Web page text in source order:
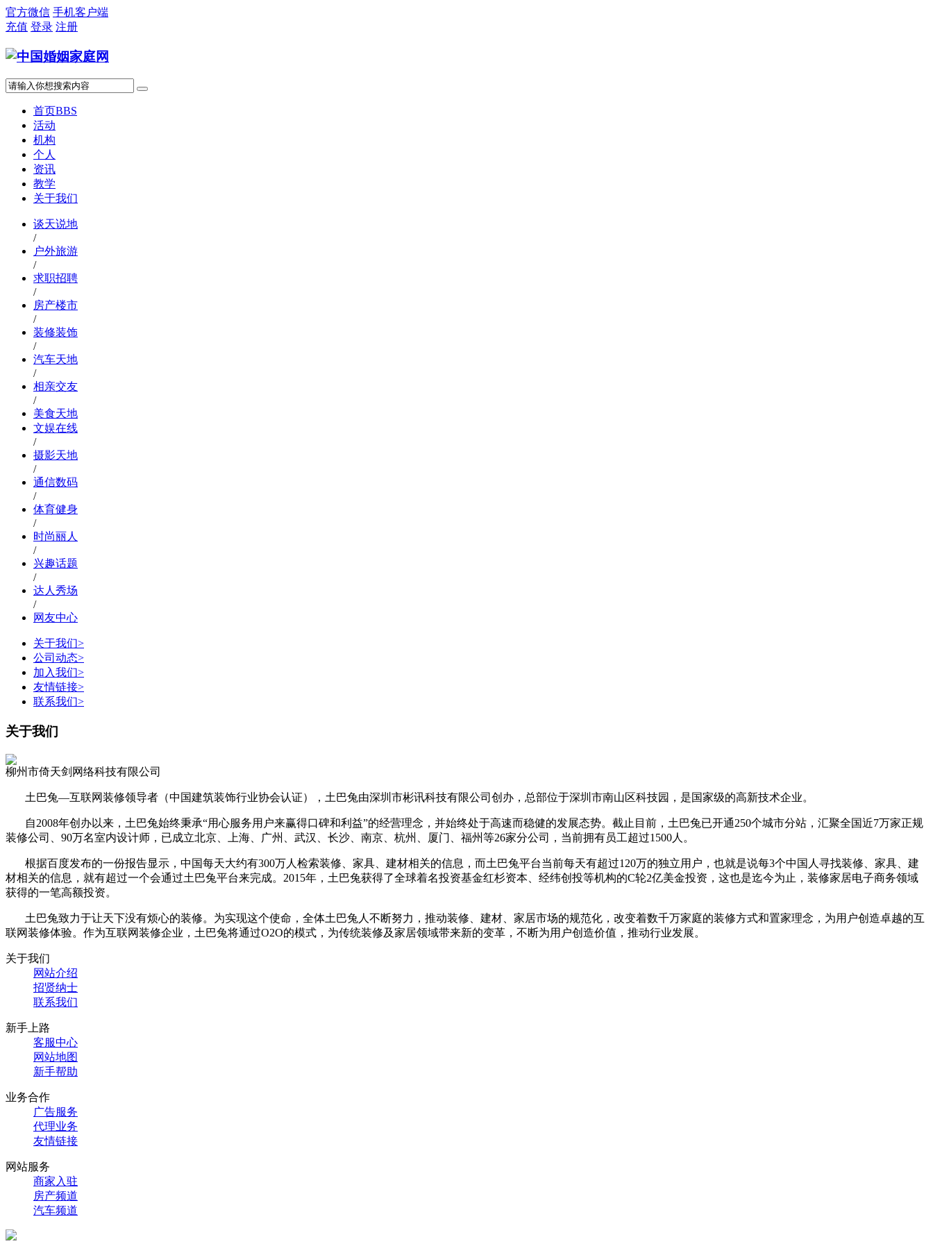
官方微信 手机客户端
充值 登录 注册
首页BBS
活动
机构
个人
资讯
教学
关于我们
谈天说地
/
户外旅游
/
求职招聘
/
房产楼市
/
装修装饰
/
汽车天地
/
相亲交友
/
美食天地
文娱在线
/
摄影天地
/
通信数码
/
体育健身
/
时尚丽人
/
兴趣话题
/
达人秀场
/
网友中心
关于我们>
公司动态>
加入我们>
友情链接>
联系我们>
关于我们
柳州市倚天剑网络科技有限公司
土巴兔—互联网装修领导者（中国建筑装饰行业协会认证），土巴兔由深圳市彬讯科技有限公司创办，总部位于深圳市南山区科技园，是国家级的高新技术企业。
自2008年创办以来，土巴兔始终秉承“用心服务用户来赢得口碑和利益”的经营理念，并始终处于高速而稳健的发展态势。截止目前，土巴兔已开通250个城市分站，汇聚全国近7万家正规
装修公司、90万名室内设计师，已成立北京、上海、广州、武汉、长沙、南京、杭州、厦门、福州等26家分公司，当前拥有员工超过1500人。
根据百度发布的一份报告显示，中国每天大约有300万人检索装修、家具、建材相关的信息，而土巴兔平台当前每天有超过120万的独立用户，也就是说每3个中国人寻找装修、家具、建
材相关的信息，就有超过一个会通过土巴兔平台来完成。2015年，土巴兔获得了全球着名投资基金红杉资本、经纬创投等机构的C轮2亿美金投资，这也是迄今为止，装修家居电子商务领域
获得的一笔高额投资。
土巴兔致力于让天下没有烦心的装修。为实现这个使命，全体土巴兔人不断努力，推动装修、建材、家居市场的规范化，改变着数千万家庭的装修方式和置家理念，为用户创造卓越的互
联网装修体验。作为互联网装修企业，土巴兔将通过O2O的模式，为传统装修及家居领域带来新的变革，不断为用户创造价值，推动行业发展。
关于我们
网站介绍
招贤纳士
联系我们
新手上路
客服中心
网站地图
新手帮助
业务合作
广告服务
代理业务
友情链接
网站服务
商家入驻
房产频道
汽车频道